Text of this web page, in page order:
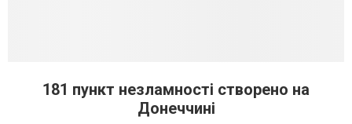
181 пункт незламності створено на
Донеччині